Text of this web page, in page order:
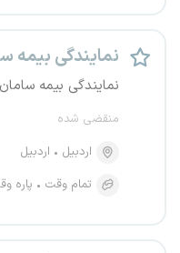
نمایندگی بیمه
نمایندگی بیمه سامان
منقضی شده
اردبیل
اردبیل
تمام وقت
پاره